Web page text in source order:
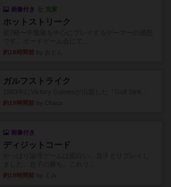
です。ボードゲーム会にて...
約18時間前 by おとん
1983年にVictory Gamesが出版した『Gulf Strik...
ました。息子の勝ち。これリ...
約19時間前 by くみ